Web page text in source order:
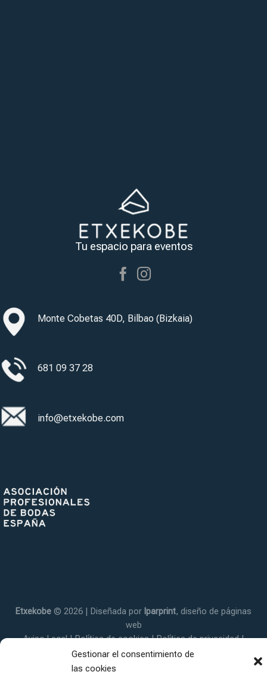
Gestionar el consentimiento de
las cookies
Tu espacio para eventos
Monte Cobetas 40D, Bilbao (Bizkaia)
681 09 37 28
info@etxekobe.com
Etxekobe © 2026 | Diseñada por Iparprint, diseño de páginas
web
Aviso Legal|Política de cookies|Política de privacidad|
Declaración de accesibilidad|Sitemap